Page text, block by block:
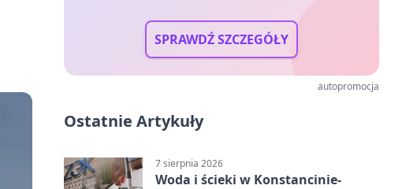
SPRAWDŹ SZCZEGÓŁY
autopromocja
Ostatnie Artykuły
7 sierpnia 2026
Woda i ścieki w Konstancinie-